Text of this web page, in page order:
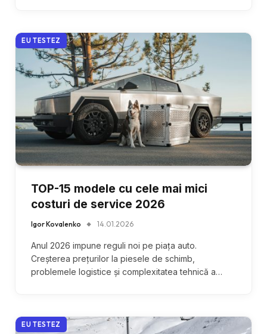
EU TESTEZ
TOP-15 modele cu cele mai mici
costuri de service 2026
Igor Kovalenko 14.01.2026
Anul 2026 impune reguli noi pe piața auto.
Creșterea prețurilor la piesele de schimb,
problemele logistice și complexitatea tehnică a…
EU TESTEZ